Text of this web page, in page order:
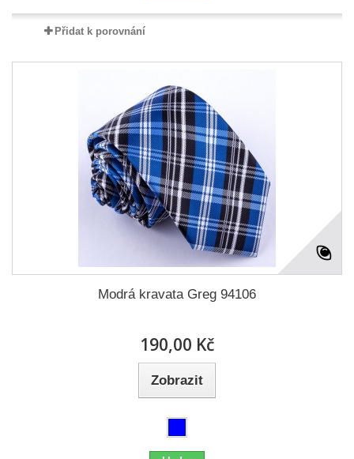
Přidat k porovnání
Modrá kravata Greg 94106
190,00 Kč
Zobrazit